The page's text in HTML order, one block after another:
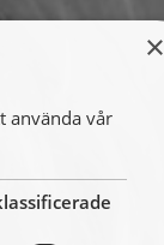
×
använda vår